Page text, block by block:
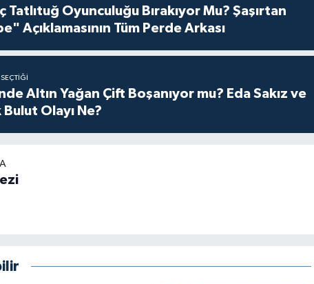
Tatlıtuğ Oyunculuğu Bırakıyor Mu? Şaşırtan
Açıklamasının Tüm Perde Arkası
Altın Yağan Çift Boşanıyor mu? Eda Sakız ve
Bulut Olayı Ne?